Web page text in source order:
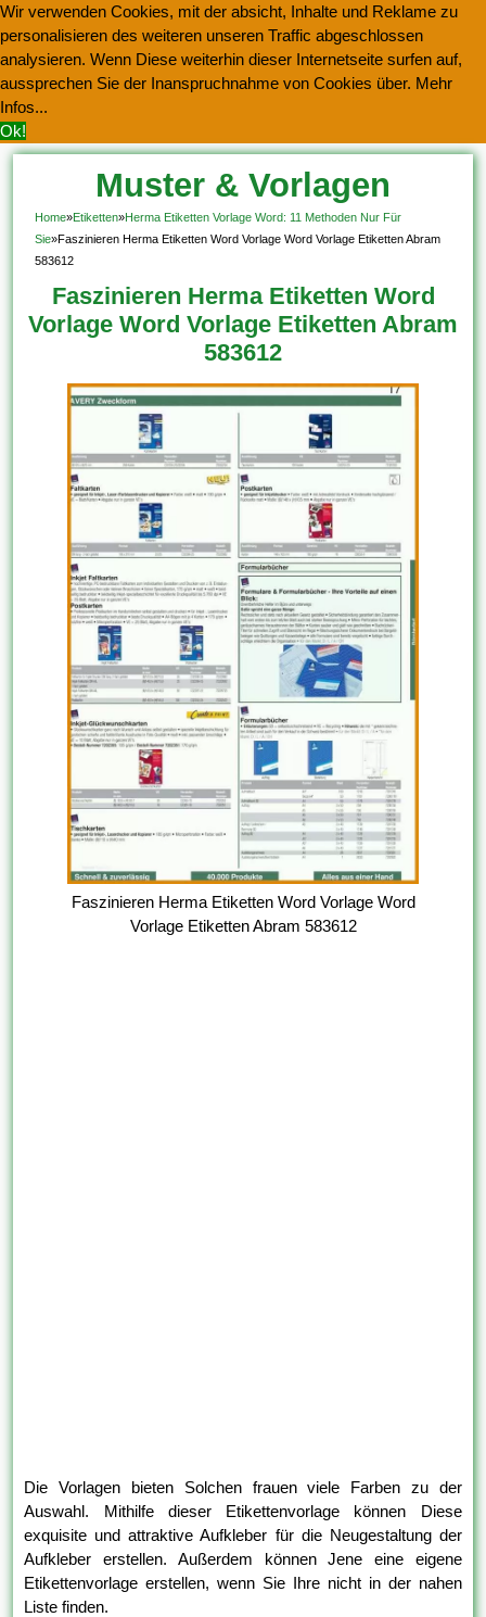
Wir verwenden Cookies, mit der absicht, Inhalte und Reklame zu
personalisieren des weiteren unseren Traffic abgeschlossen
analysieren. Wenn Diese weiterhin dieser Internetseite surfen auf,
aussprechen Sie der Inanspruchnahme von Cookies über. Mehr
Infos...
Ok!
Muster & Vorlagen
Kostenlos Herunterladen
Home»Etiketten»Herma Etiketten Vorlage Word: 11 Methoden Nur Für
Sie»Faszinieren Herma Etiketten Word Vorlage Word Vorlage Etiketten Abram
583612
Faszinieren Herma Etiketten Word
Vorlage Word Vorlage Etiketten Abram
583612
Faszinieren Herma Etiketten Word Vorlage Word
Vorlage Etiketten Abram 583612
Die Vorlagen bieten Solchen frauen viele Farben zu der
Auswahl. Mithilfe dieser Etikettenvorlage können Diese
exquisite und attraktive Aufkleber für die Neugestaltung der
Aufkleber erstellen. Außerdem können Jene eine eigene
Etikettenvorlage erstellen, wenn Sie Ihre nicht in der nahen
Liste finden.